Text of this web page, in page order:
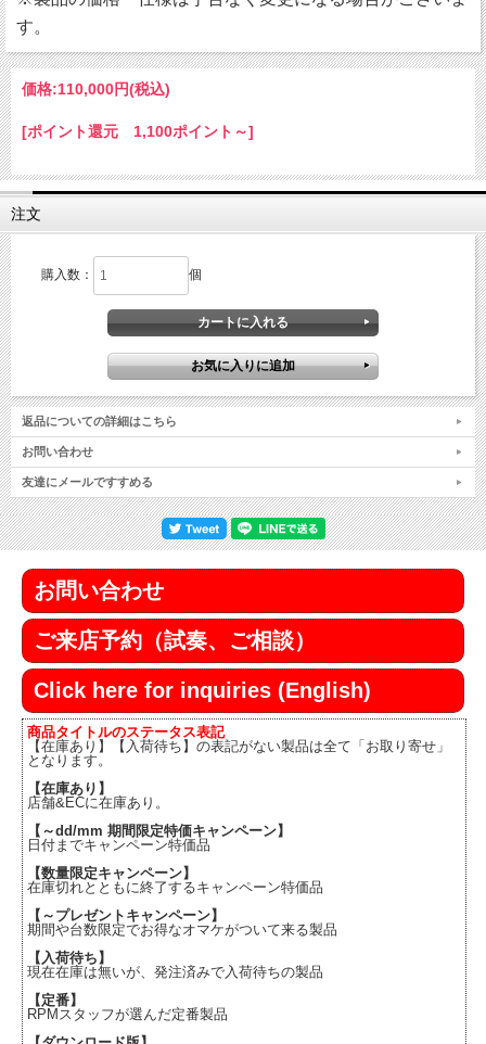
す。
価格:110,000円(税込)
[ポイント還元 1,100ポイント～]
注文
購入数： 個
返品についての詳細はこちら
お問い合わせ
友達にメールですすめる
お問い合わせ
ご来店予約（試奏、ご相談）
Click here for inquiries (English)
商品タイトルのステータス表記
【在庫あり】【入荷待ち】の表記がない製品は全て「お取り寄せ」
となります。
【在庫あり】
店舗&ECに在庫あり。
【～dd/mm 期間限定特価キャンペーン】
日付までキャンペーン特価品
【数量限定キャンペーン】
在庫切れとともに終了するキャンペーン特価品
【～プレゼントキャンペーン】
期間や台数限定でお得なオマケがついて来る製品
【入荷待ち】
現在在庫は無いが、発注済みで入荷待ちの製品
【定番】
RPMスタッフが選んだ定番製品